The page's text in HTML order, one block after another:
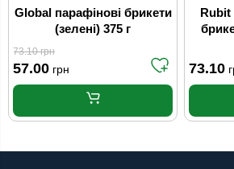
Global парафінові брикети
(зелені) 375 г
73.10грн
57.00 грн
Rubit
73.10